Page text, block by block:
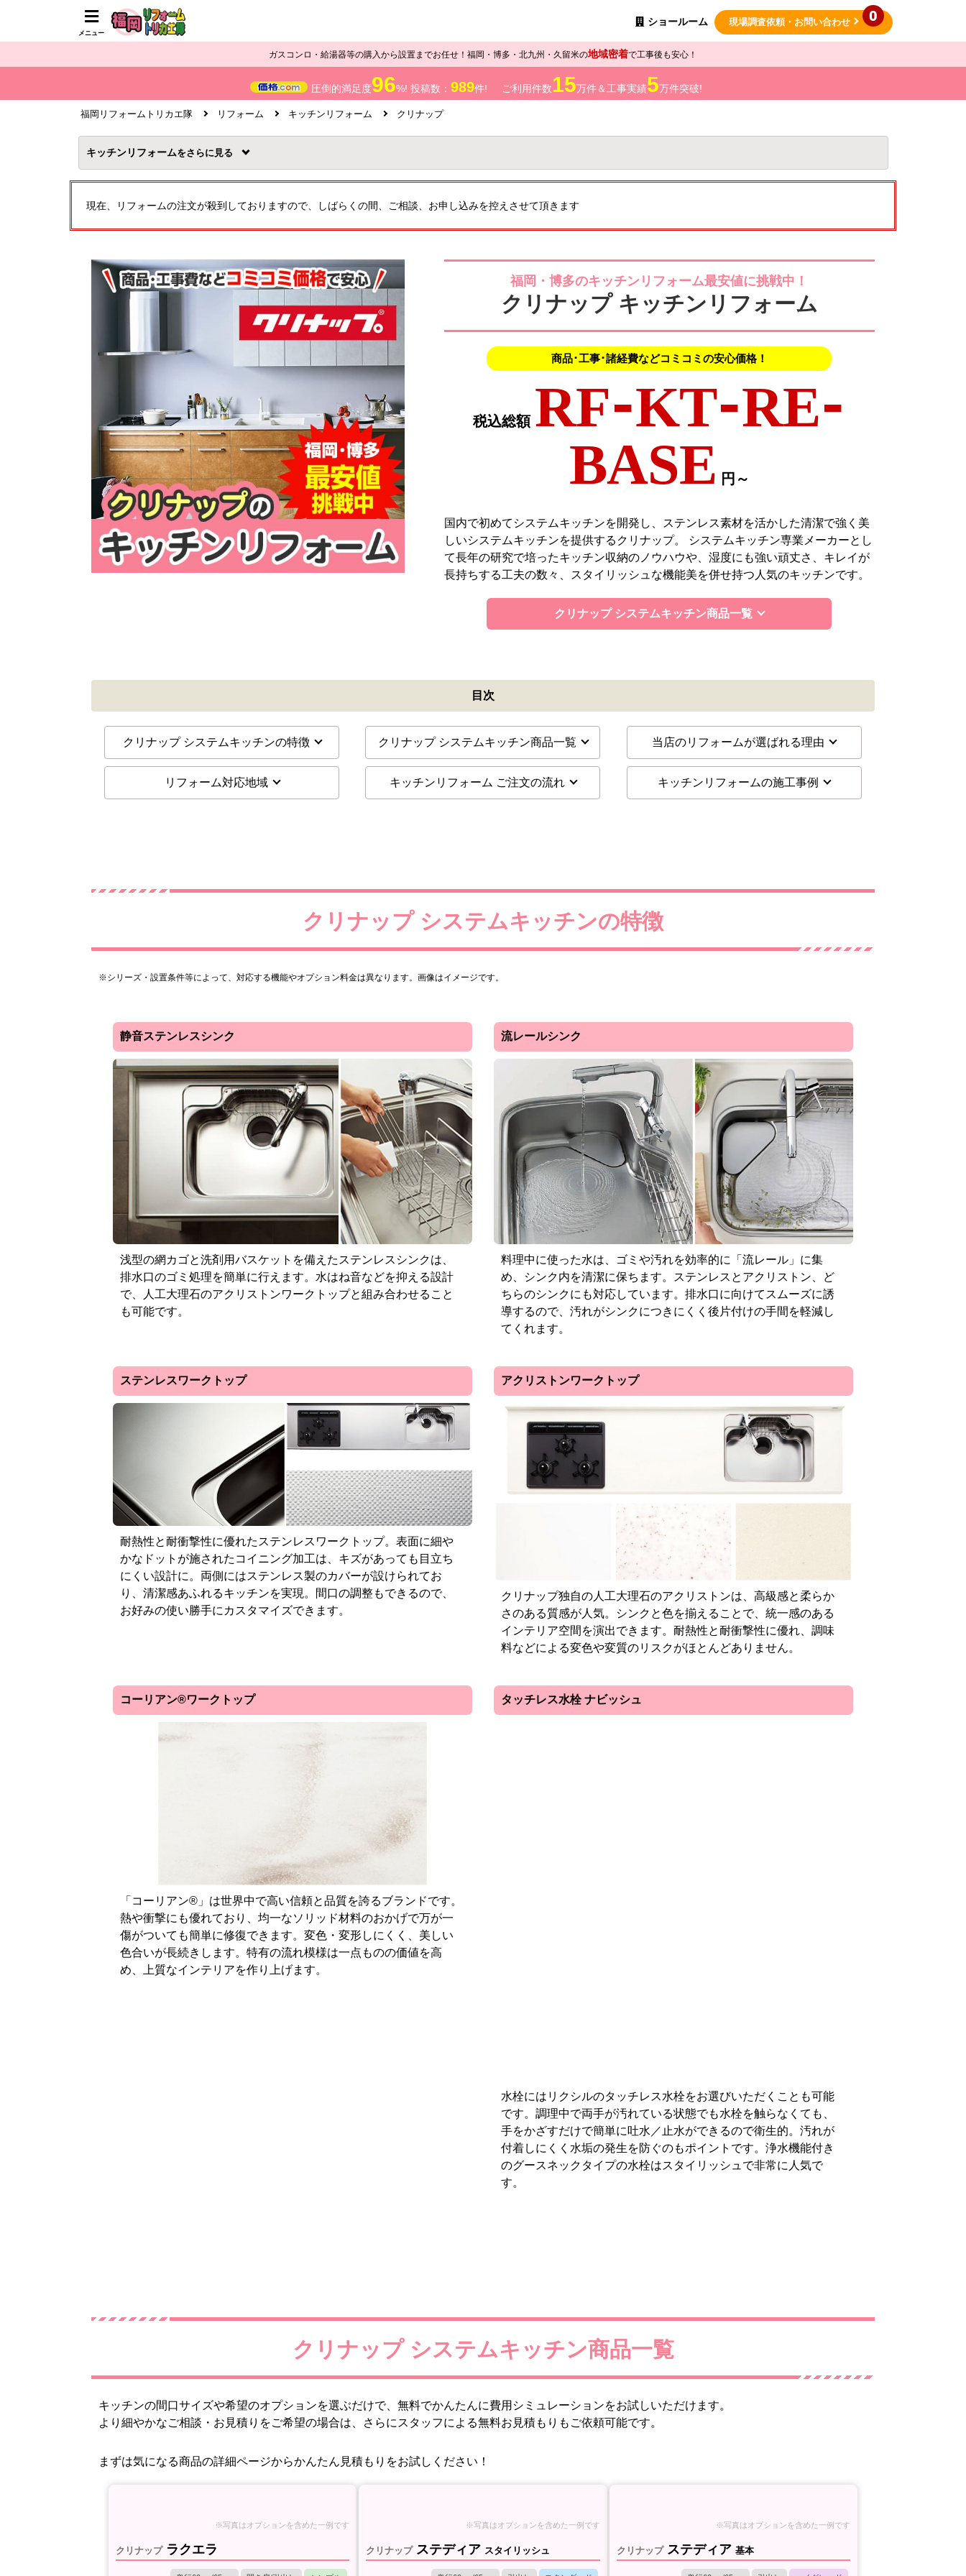
メニュー
ショールーム 0
現場調査依頼・お問い合わせ
ガスコンロ・給湯器等の購入から設置までお任せ！福岡・博多・北九州・久留米の地域密着で工事後も安心！
圧倒的満足度96%! 投稿数： 989件! ご利用件数15万件＆工事実績5万件突破!
福岡リフォームトリカエ隊 リフォーム キッチンリフォーム クリナップ
キッチンリフォームを
現在、リフォームの注文が殺到しておりますので、しばらくの間、ご相談、お申し込みを控えさせて頂きます
福岡・博多のキッチンリフォーム最安値に挑戦中！
クリナップ キッチンリフォーム
商品･工事･諸経費などコミコミの安心価格！
税込総額 RF-KT-RE-
BASE 円～
国内で初めてシステムキッチンを開発し、ステンレス素材を活かした清潔で強く美
しいシステムキッチンを提供するクリナップ。 システムキッチン専業メーカーとし
て長年の研究で培ったキッチン収納のノウハウや、湿度にも強い頑丈さ、キレイが
長持ちする工夫の数々、スタイリッシュな機能美を併せ持つ人気のキッチンです。
クリナップ システムキッチン商品一覧
目次
クリナップ システムキッチンの特徴 クリナップ システムキッチン商品一覧 当店のリフォームが選ばれる理由
リフォーム対応地域 キッチンリフォーム ご注文の流れ キッチンリフォームの施工事例
クリナップシステムキッチンの特徴
※シリーズ・設置条件等によって、対応する機能やオプション料金は異なります。画像はイメージです。
静音ステンレスシンク
浅型の網カゴと洗剤用バスケットを備えたステンレスシンクは、
排水口のゴミ処理を簡単に行えます。水はね音などを抑える設計
で、人工大理石のアクリストンワークトップと組み合わせること
も可能です。
流レールシンク
料理中に使った水は、ゴミや汚れを効率的に「流レール」に集
め、シンク内を清潔に保ちます。ステンレスとアクリストン、ど
ちらのシンクにも対応しています。排水口に向けてスムーズに誘
導するので、汚れがシンクにつきにくく後片付けの手間を軽減し
てくれます。
ステンレスワークトップ
耐熱性と耐衝撃性に優れたステンレスワークトップ。表面に細や
かなドットが施されたコイニング加工は、キズがあっても目立ち
にくい設計に。両側にはステンレス製のカバーが設けられてお
り、清潔感あふれるキッチンを実現。間口の調整もできるので、
お好みの使い勝手にカスタマイズできます。
アクリストンワークトップ
クリナップ独自の人工大理石のアクリストンは、高級感と柔らか
さのある質感が人気。シンクと色を揃えることで、統一感のある
インテリア空間を演出できます。耐熱性と耐衝撃性に優れ、調味
料などによる変色や変質のリスクがほとんどありません。
コーリアン®ワークトップ
「コーリアン®」は世界中で高い信頼と品質を誇るブランドです。
熱や衝撃にも優れており、均一なソリッド材料のおかげで万が一
傷がついても簡単に修復できます。変色・変形しにくく、美しい
色合いが長続きします。特有の流れ模様は一点ものの価値を高
め、上質なインテリアを作り上げます。
タッチレス水栓 ナビッシュ
システムキッチン商品一覧
シンプルなキッチンの中でも、木目やナチュラ
カウンターからキャビネット構造までステンレ
カウンターは人気の人大。キャビネットは引出